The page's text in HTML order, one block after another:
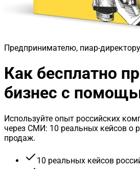
Предпринимателю, пиар-
Как бесплатно
бизнес с
Используйте опыт российских
через СМИ: 10 реальных кейсов о
продаж.
10 реальных кейсов